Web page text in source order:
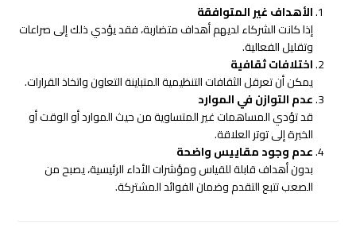
الأهداف غير المتوافقة
إذا كانت الشركاء لديهم أهداف متضاربة، فقد يؤدي ذلك إلى صراعات
وتقليل الفعالية.
اختلافات ثقافية
يمكن أن تعرقل الثقافات التنظيمية المتباينة التعاون واتخاذ القرارات.
عدم التوازن في الموارد
قد تؤدي المساهمات غير المتساوية من حيث الموارد أو الوقت أو
الخبرة إلى توتر العلاقة.
عدم وجود مقاييس واضحة
بدون أهداف قابلة للقياس ومؤشرات الأداء الرئيسية، يصبح من
الصعب تتبع التقدم وضمان الفوائد المشتركة.